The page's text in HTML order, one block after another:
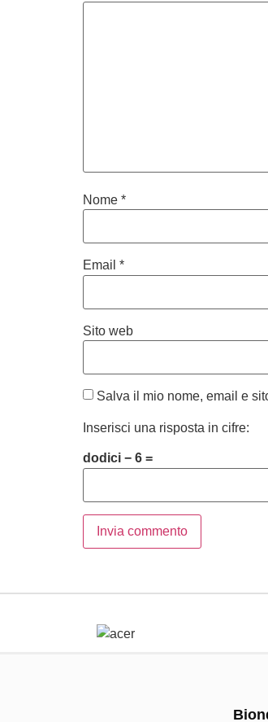
Nome *
Email *
Sito web
Salva il mio nome, email e
Inserisci una risposta in cifre:
dodici − 6 =